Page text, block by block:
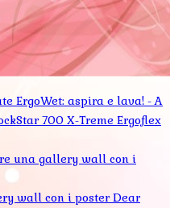
ErgoWet: aspira e lava! - A
700 X-Treme Ergoflex
una gallery wall con i
wall con i poster Dear